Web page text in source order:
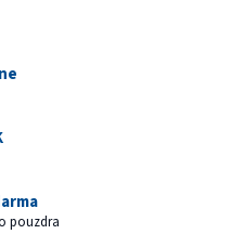
pouzdra